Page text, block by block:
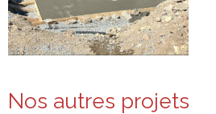
Nos autres projets